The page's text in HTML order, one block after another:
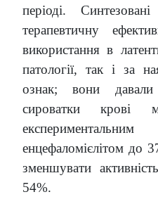
періоді.
терапевтичну
використання в
патології, так і за
ознак; вони
сироватки крові
енцефаломієлітом до
зменшувати
54%.